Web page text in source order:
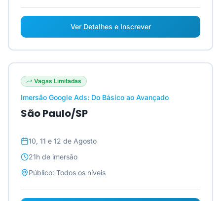
Ver Detalhes e Inscrever
Vagas Limitadas
Imersão Google Ads: Do Básico ao Avançado
São Paulo/SP
10, 11 e 12 de Agosto
21h de imersão
Público: Todos os níveis